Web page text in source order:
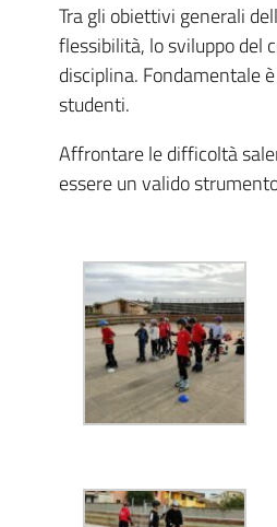
Tra gli obiettivi generali
flessibilità, lo sviluppo del
disciplina. Fondamentale
studenti.
Affrontare le difficoltà
essere un valido